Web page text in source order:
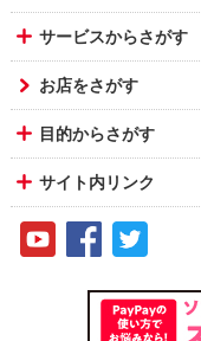
サービスからさがす
お店をさがす
目的からさがす
サイト内リンク